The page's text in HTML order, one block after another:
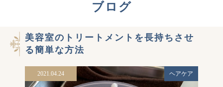
ブログ
美容室のトリートメントを長持ちさせ
る簡単な方法
2021.04.24 ヘアケア